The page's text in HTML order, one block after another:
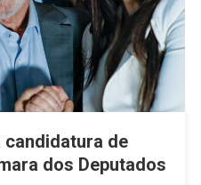
candidatura de
dos Deputados